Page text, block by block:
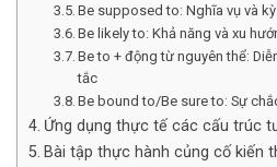
Be supposed to: Nghĩa vụ và
Be likely to: Khả năng và xu
Be to + động từ nguyên thể:
tắc
Be bound to/Be sure to: Sự
Ứng dụng thực tế các cấu trúc
Bài tập thực hành củng cố kiến